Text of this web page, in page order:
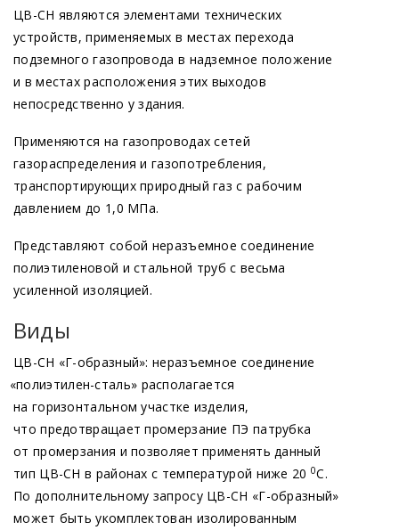
ЦВ-СН являются элементами технических
устройств, применяемых в местах перехода
подземного газопровода в надземное положение
и в местах расположения этих выходов
непосредственно у здания.
Применяются на газопроводах сетей
газораспределения и газопотребления,
транспортирующих природный газ с рабочим
давлением до 1,0 МПа.
Представляют собой неразъемное соединение
полиэтиленовой и стальной труб с весьма
усиленной изоляцией.
Виды
ЦВ-СН «Г-образный»: неразъемное соединение
«полиэтилен-сталь» располагается
на горизонтальном участке изделия,
что предотвращает промерзание ПЭ патрубка
от промерзания и позволяет применять данный
тип ЦВ-СН в районах с температурой ниже 20 0С.
По дополнительному запросу ЦВ-СН «Г-образный»
может быть укомплектован изолированным